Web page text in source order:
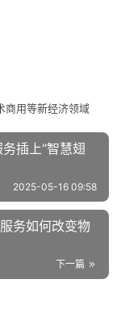
商用等新经济领域
插上“智慧翅
2025-05-16 09:58
务如何改变物
下一篇